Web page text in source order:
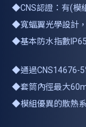
◆CNS認證：有(模
◆寬蝠翼光學設計
◆基本防水指數
◆通過CNS14676-5
◆套筒內徑最大
◆模組優異的散熱